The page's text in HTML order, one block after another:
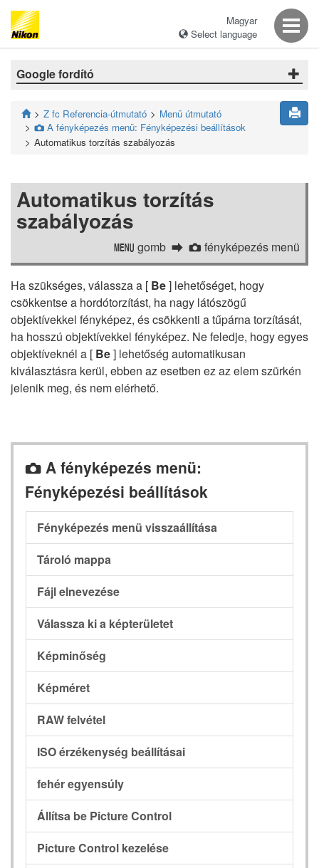
Magyar
Select language
Google fordító
Z fc Referencia-útmutató Menü útmutató
C A fényképezés menü: Fényképezési beállítások
Automatikus torzítás szabályozás
Automatikus torzítás
szabályozás
G gomb C fényképezés menü
Ha szükséges, válassza a [ Be] lehetőséget, hogy
csökkentse a hordótorzítást, ha nagy látószögű
objektívekkel fényképez, és csökkenti a tűpárna torzítását,
ha hosszú objektívekkel fényképez. Ne feledje, hogy egyes
objektíveknél a [ Be] lehetőség automatikusan
kiválasztásra kerül, ebben az esetben ez az elem szürkén
jelenik meg, és nem elérhető.
C A fényképezés menü:
Fényképezési beállítások
Fényképezés menü visszaállítása
Tároló mappa
Fájl elnevezése
Válassza ki a képterületet
Képminőség
Képméret
RAW felvétel
ISO érzékenység beállításai
fehér egyensúly
Állítsa be Picture Control
Picture Control kezelése